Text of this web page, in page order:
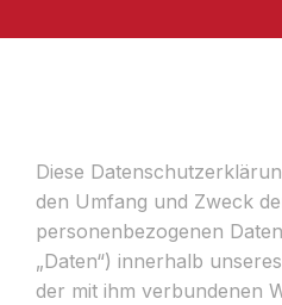
Diese
den Umfang und Zweck
personenbezogenen
„Daten“) innerhalb
der mit ihm verbundenen